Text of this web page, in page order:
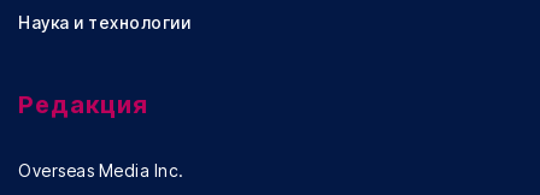
Наука и технологии
Редакция
Overseas Media Inc.